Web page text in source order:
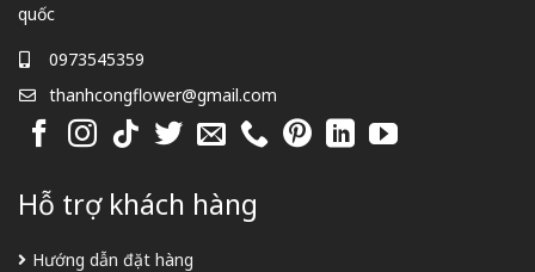
quốc
0973545359
thanhcongflower@gmail.com
Hỗ trợ khách hàng
Hướng dẫn đặt hàng